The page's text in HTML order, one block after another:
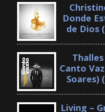
Donde
de Dios
Canto
Soares)
Living –